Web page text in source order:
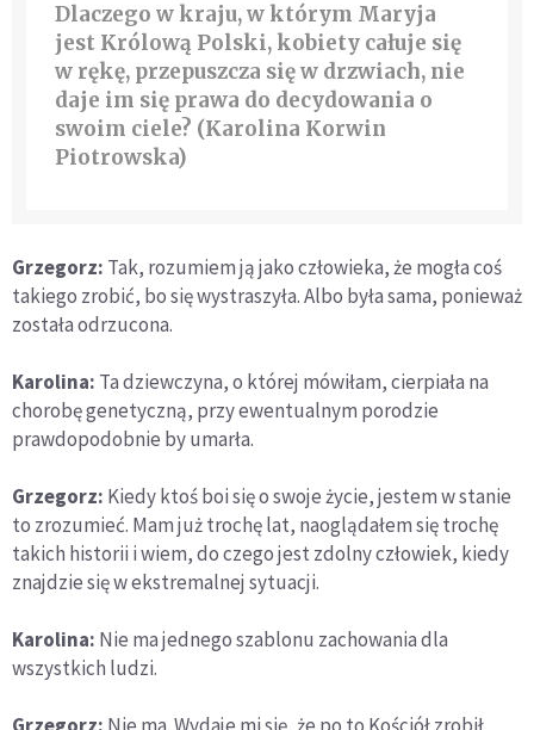
Dlaczego w kraju, w którym Maryja
jest Królową Polski, kobiety całuje się
w rękę, przepuszcza się w drzwiach, nie
daje im się prawa do decydowania o
swoim ciele? (Karolina Korwin
Piotrowska)
Grzegorz: Tak, rozumiem ją jako człowieka, że mogła coś
takiego zrobić, bo się wystraszyła. Albo była sama, ponieważ
została odrzucona.
Karolina: Ta dziewczyna, o której mówiłam, cierpiała na
chorobę genetyczną, przy ewentualnym porodzie
prawdopodobnie by umarła.
Grzegorz: Kiedy ktoś boi się o swoje życie, jestem w stanie
to zrozumieć. Mam już trochę lat, naoglądałem się trochę
takich historii i wiem, do czego jest zdolny człowiek, kiedy
znajdzie się w ekstremalnej sytuacji.
Karolina: Nie ma jednego szablonu zachowania dla
wszystkich ludzi.